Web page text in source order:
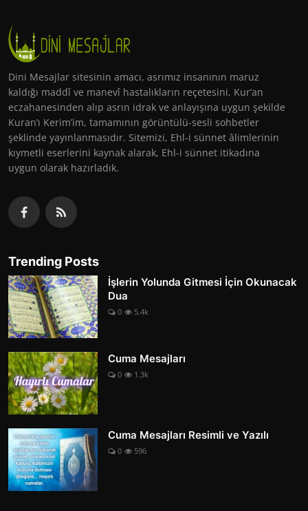
Dini Mesajlar sitesinin amacı, asrımız insanının maruz
kaldığı maddî ve manevî hastalıkların reçetesini, Kur’an
eczahanesinden alıp asrın idrak ve anlayışına uygun şekilde
Kuran’ı Kerim’im, tamamının görüntülü-sesli sohbetler
şeklinde yayınlanmasıdır. Sitemizi, Ehl-i sünnet âlimlerinin
kıymetli eserlerini kaynak alarak, Ehl-i sünnet itikadına
uygun olarak hazırladık.
Trending Posts
İşlerin Yolunda Gitmesi İçin Okunacak
Dua
0 5.4k
Cuma Mesajları
0 1.3k
Cuma Mesajları Resimli ve Yazılı
0 596